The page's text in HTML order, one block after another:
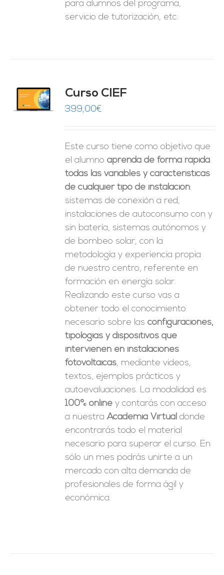
para alumnos del programa,
servicio de tutorización, etc.
Curso CIEF
399,00€
Este curso tiene como objetivo que
el alumnoaprenda de forma rápida
todas las variables y características
de cualquier tipo de instalación:
sistemas de conexión a red,
instalaciones de autoconsumo con y
sin batería, sistemas autónomos y
de bombeo solar, con la
metodología y experiencia propia
de nuestro centro, referente en
formación en energía solar.
Realizando este curso vas a
obtener todo el conocimiento
necesario sobre lasconfiguraciones,
tipologías y dispositivos que
intervienen en instalaciones
fotovoltaicas, mediante videos,
textos, ejemplos prácticos y
autoevaluaciones. La modalidad es
100% online y contarás con acceso
a nuestraAcademia Virtual donde
encontrarás todo el material
necesario para superar el curso. En
sólo un mes podrás unirte a un
mercado con alta demanda de
profesionales de forma ágil y
económica.